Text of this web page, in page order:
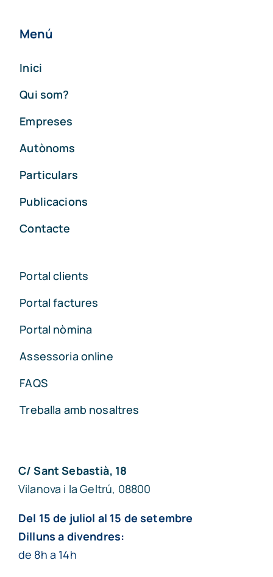
Menú
Inici
Qui som?
Empreses
Autònoms
Particulars
Publicacions
Contacte
Portal clients
Portal factures
Portal nòmina
Assessoria online
FAQS
Treballa amb nosaltres
C/ Sant Sebastià, 18
Vilanova i la Geltrú, 08800
Del 15 de juliol al 15 de setembre
Dilluns a divendres:
de 8h a 14h